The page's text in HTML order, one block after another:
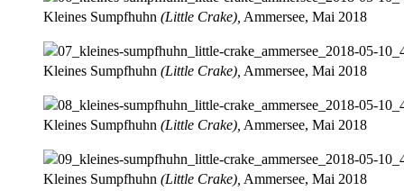
Kleines Sumpfhuhn (Little Crake), Ammersee, Mai 2018
Kleines Sumpfhuhn (Little Crake), Ammersee, Mai 2018
Kleines Sumpfhuhn (Little Crake), Ammersee, Mai 2018
Kleines Sumpfhuhn (Little Crake), Ammersee, Mai 2018